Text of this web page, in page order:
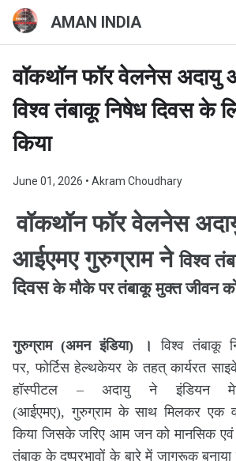
AMAN INDIA
वॉकथॉन फॉर वेलनेस
विश्व तंबाकू निषेध दिवस के
किया
June 01, 2026 • Akram Choudhary
वॉकथॉन फॉर वेलनेस
आईएमए गुरुग्राम नेविश्व
दिवस के मौके पर तंबाकू मुक्त जीवन को
गुरुग्राम (अमन इंडिया) ।विश्व तंबाकू
पर,फोर्टिस हेल्थकेयर के तहत् कार्यरत
हॉस्पीटल – अदायु ने इंडियन
(आईएमए),गुरुग्राम के साथ मिलकर एक
किया जिसके जरिए आम जन को मानसिक एवं
तंबाकू के दुष्प्रभावों के बारे में जागरूक